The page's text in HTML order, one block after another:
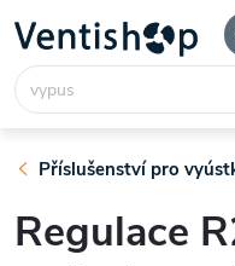
obsah
Příslušenství pro
Regulace